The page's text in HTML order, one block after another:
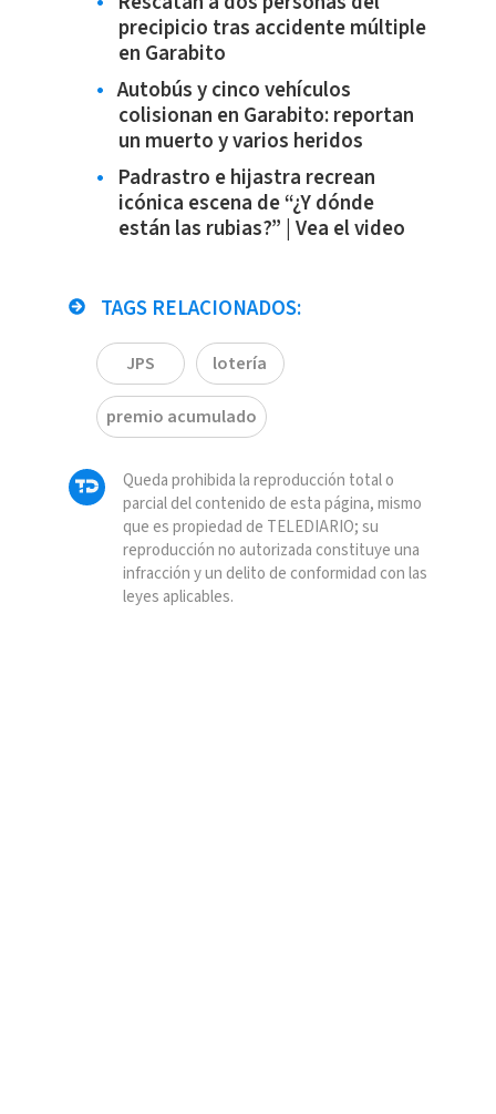
precipicio tras accidente múltiple
en Garabito
Autobús y cinco vehículos
colisionan en Garabito: reportan
un muerto y varios heridos
Padrastro e hijastra recrean
icónica escena de “¿Y dónde
están las rubias?” | Vea el video
TAGS RELACIONADOS:
JPS lotería
premio acumulado
Queda prohibida la reproducción total o
parcial del contenido de esta página, mismo
que es propiedad de TELEDIARIO; su
reproducción no autorizada constituye una
infracción y un delito de conformidad con las
leyes aplicables.